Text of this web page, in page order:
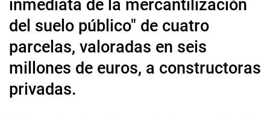
inmediata de la mercantilización
del suelo público" de cuatro
parcelas, valoradas en seis
millones de euros, a constructoras
privadas.